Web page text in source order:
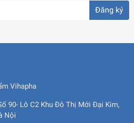
Đăng ký
Vihapha
90- Lô C2 Khu Đô Thị Mới Đại Kim,
Nội